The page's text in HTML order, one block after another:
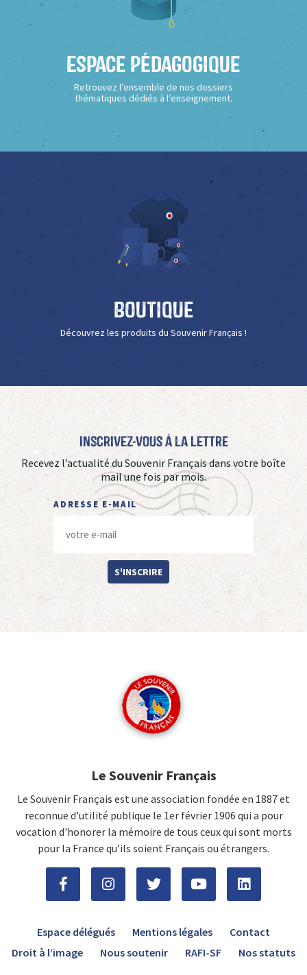
Espace Pédagogique
Retrouvez l’ensemble de nos dossiers
thématiques dédiés à l’enseignement.
Boutique
Découvrez les produits du Souvenir Français !
Inscrivez-vous à La Lettre
Recevez l’actualité du Souvenir Français dans votre boîte
mail une fois par mois.
ADRESSE E-MAIL
S'INSCRIRE
Le Souvenir Français
Le Souvenir Français est une association fondée en 1887 et
reconnue d’utilité publique le 1er février 1906 qui a pour
vocation d'honorer la mémoire de tous ceux qui sont morts
pour la France qu’ils soient Français ou étrangers.
Espace délégués Mentions légales
Contact
Droit à l’image
Nous soutenir RAFI-SF Nos statuts